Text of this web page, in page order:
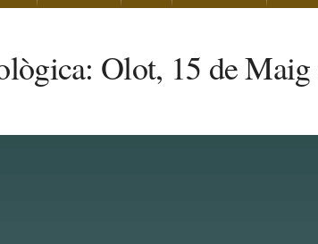
Olot, 15 de Maig